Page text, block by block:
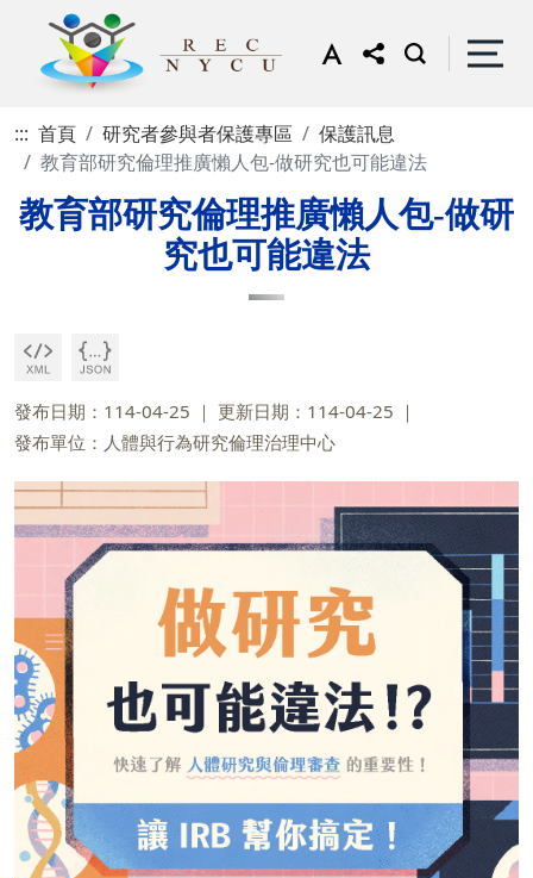
::: 首頁 研究者參與者保護專區
保護訊息
教育部研究倫理推廣懶人包-做研究也可能違法
教育部研究倫理推廣懶人包-做研
究也可能違法
發布日期：114-04-25
更新日期：114-04-25
發布單位：人體與行為研究倫理治理中心